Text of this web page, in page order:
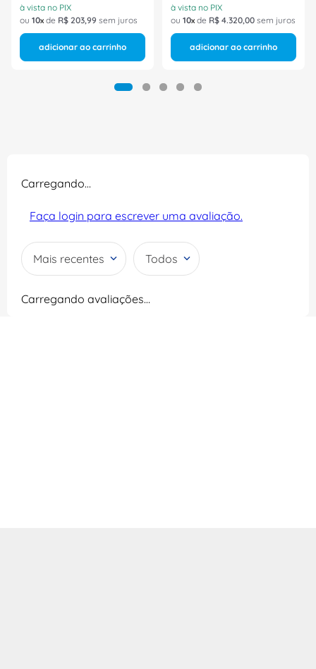
à vista no PIX
ou 10 de R$ 203,99 sem juros
adicionar ao carrinho
à vista no PIX
ou 10 de R$ 4.320,00 sem juros
adicionar ao carrinho
Carregando…
Faça login para escrever uma avaliação.
Mais recentes Todos
Carregando avaliações…